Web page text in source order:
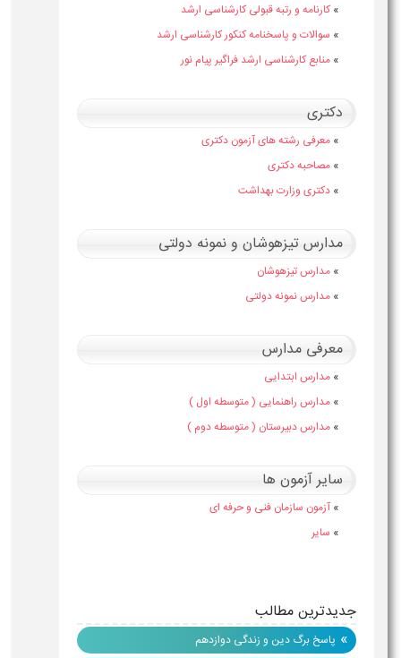
» کارنامه و رتبه قبولی کارشناسی ارشد
» سوالات و پاسخنامه کنکور کارشناسی ارشد
» منابع کارشناسی ارشد فراگیر پیام نور
دکتری
» معرفی رشته های آزمون دکتری
» مصاحبه دکتری
» دکتری وزارت بهداشت
مدارس تیزهوشان و نمونه دولتی
» مدارس تیزهوشان
» مدارس نمونه دولتی
معرفی مدارس
» مدارس ابتدایی
» مدارس راهنمایی ( متوسطه اول )
» مدارس دبیرستان ( متوسطه دوم )
سایر آزمون ها
» آزمون سازمان فنی و حرفه ای
» سایر
جدیدترین مطالب
» پاسخ برگ دین و زندگی دوازدهم